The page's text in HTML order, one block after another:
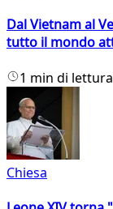
Dal Vietnam al
tutto il mondo
1 min di lettura
Chiesa